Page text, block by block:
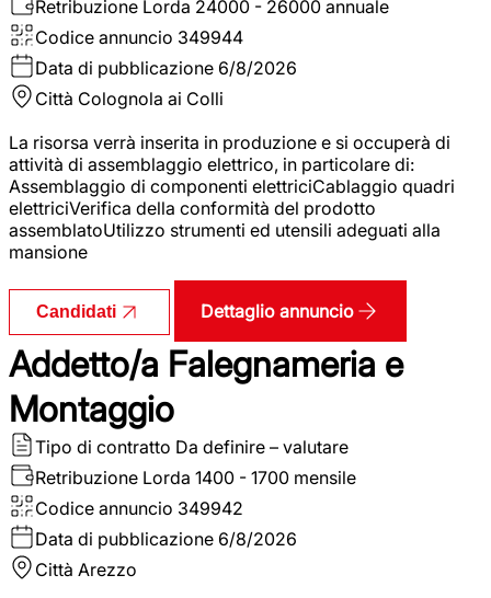
Retribuzione Lorda 24000 - 26000 annuale
Codice annuncio 349944
Data di pubblicazione 6/8/2026
Città Colognola ai Colli
La risorsa verrà inserita in produzione e si occuperà di
attività di assemblaggio elettrico, in particolare di:
Assemblaggio di componenti elettriciCablaggio quadri
elettriciVerifica della conformità del prodotto
assemblatoUtilizzo strumenti ed utensili adeguati alla
mansione
Candidati Dettaglio annuncio
Addetto/a Falegnameria e
Montaggio
Tipo di contratto Da definire – valutare
Retribuzione Lorda 1400 - 1700 mensile
Codice annuncio 349942
Data di pubblicazione 6/8/2026
Città Arezzo